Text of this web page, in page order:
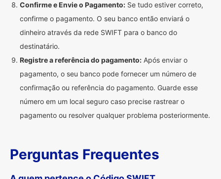
Confirme e Envie o Pagamento: Se tudo estiver correto,
confirme o pagamento. O seu banco então enviará o
dinheiro através da rede SWIFT para o banco do
destinatário.
Registre a referência do pagamento: Após enviar o
pagamento, o seu banco pode fornecer um número de
confirmação ou referência do pagamento. Guarde esse
número em um local seguro caso precise rastrear o
pagamento ou resolver qualquer problema posteriormente.
Perguntas Frequentes